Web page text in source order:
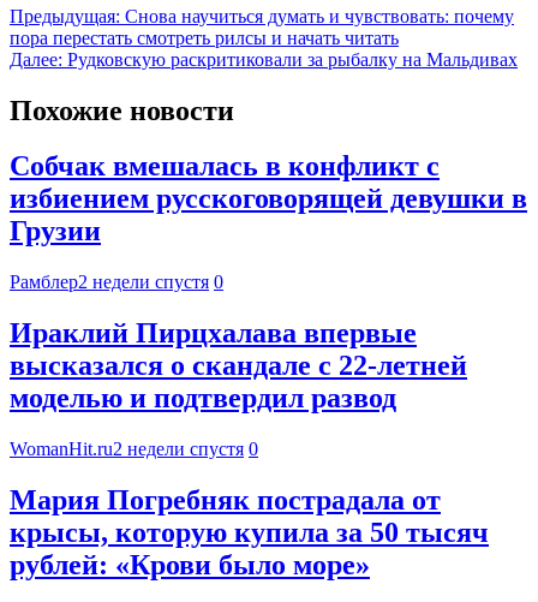
Предыдущая: Снова научиться думать и чувствовать: почему
пора перестать смотреть рилсы и начать читать
Далее: Рудковскую раскритиковали за рыбалку на Мальдивах
Похожие новости
Собчак вмешалась в конфликт с
избиением русскоговорящей девушки в
Грузии
Рамблер2 недели спустя 0
Ираклий Пирцхалава впервые
высказался о скандале с 22-летней
моделью и подтвердил развод
WomanHit.ru2 недели спустя 0
Мария Погребняк пострадала от
крысы, которую купила за 50 тысяч
рублей: «Крови было море»